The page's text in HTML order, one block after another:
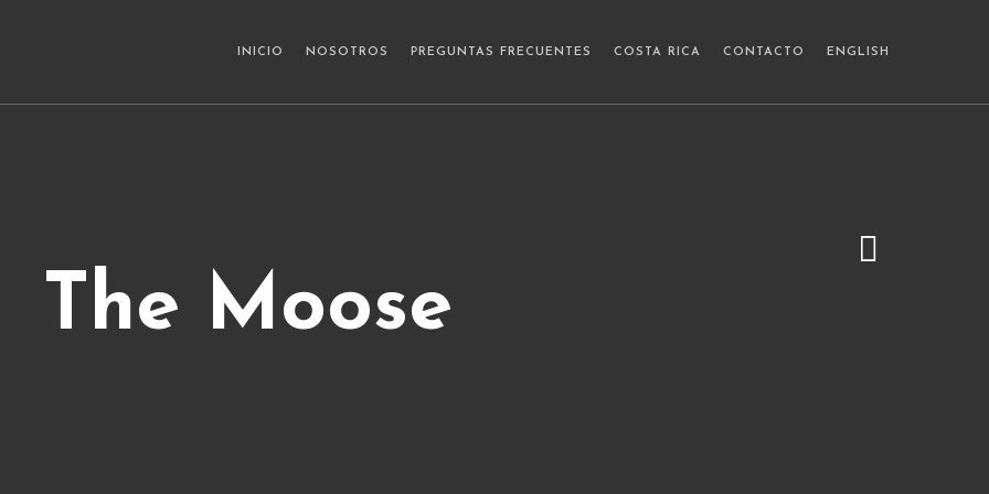
INICIO NOSOTROS PREGUNTAS FRECUENTES COSTA RICA CONTACTO ENGLISH
The Moose